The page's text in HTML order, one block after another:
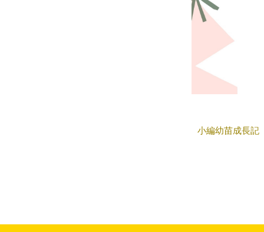
小編幼苗成長記